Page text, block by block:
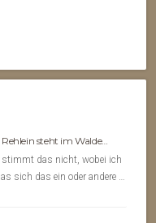
steht im Walde…
stimmt das nicht, wobei ich
sich das ein oder andere …